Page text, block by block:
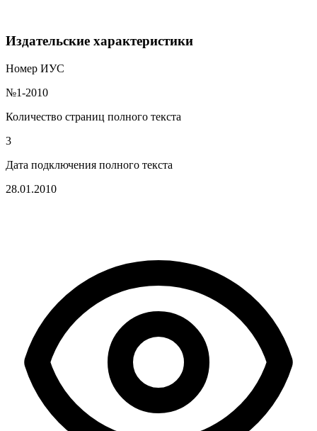
Издательские характеристики
Номер ИУС
№1-2010
Количество страниц полного текста
3
Дата подключения полного текста
28.01.2010